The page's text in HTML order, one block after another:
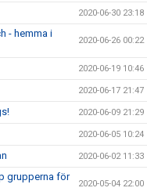
2020-06-30 23:18
- hemma i
2020-06-26 00:22
2020-06-19 10:46
2020-06-17 21:47
2020-06-09 21:29
2020-06-05 10:24
2020-06-02 11:33
grupperna för
2020-05-04 22:00